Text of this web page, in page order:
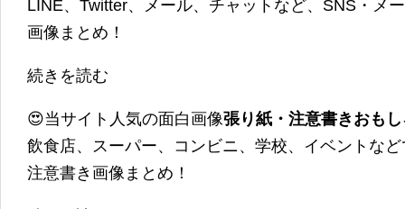
LINE、Twitter、メール、チャットなど、SNS・メ
画像まとめ！
続きを読む
😍当サイト人気の面白画像張り紙・注意書きおも
飲食店、スーパー、コンビニ、学校、イベントな
注意書き画像まとめ！